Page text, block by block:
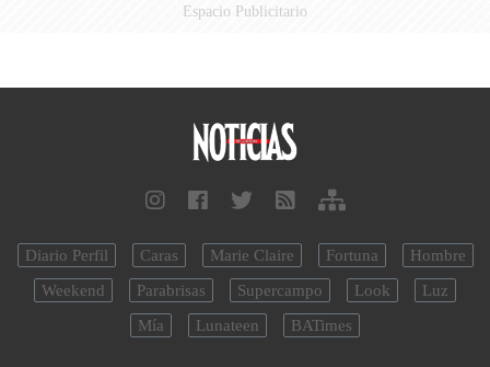
Espacio Publicitario
Diario Perfil Caras Marie Claire Fortuna
Hombre
Weekend
Parabrisas Supercampo Look
Luz
Mía
Lunateen BATimes